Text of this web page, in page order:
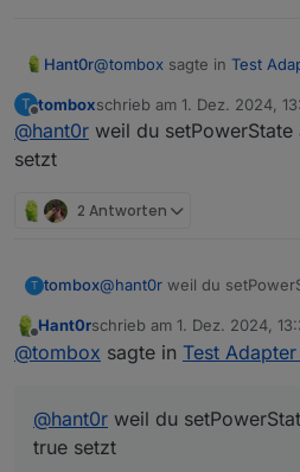
Hant0r@tombox sagte in Test
@hant0rWird dauernd
Ich verändere keine Farbe
tapo.0 2024-12-01
tapo.0 2024-12-01
tapo.0 2024-12-01
tapo.0 2024-12-01
tapo.0 2024-12-01
tapo.0 2024-12-01
T
Offline
tomboxschrieb am 1. Dez. 2024,
zuletzt editiert von
@hant0r weil du
setzt
2 Antworten
T tombox@hant0r weil du
Offline
Hant0rschrieb am 1. Dez. 2024,
zuletzt editiert von
@tombox sagte in Test
@hant0r weil du
true setzt